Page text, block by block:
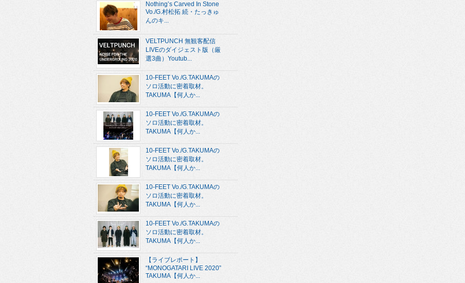
Nothing’s Carved In Stone
Vo./G.村松拓 続・たっきゅ
んのキ...
VELTPUNCH 無観客配信
LIVEのダイジェスト版（厳
選3曲）Youtub...
10-FEET Vo./G.TAKUMAの
ソロ活動に密着取材。
TAKUMA【何人か...
10-FEET Vo./G.TAKUMAの
ソロ活動に密着取材。
TAKUMA【何人か...
10-FEET Vo./G.TAKUMAの
ソロ活動に密着取材。
TAKUMA【何人か...
10-FEET Vo./G.TAKUMAの
ソロ活動に密着取材。
TAKUMA【何人か...
10-FEET Vo./G.TAKUMAの
ソロ活動に密着取材。
TAKUMA【何人か...
【ライブレポート】
“MONOGATARI LIVE 2020”
TAKUMA【何人か...